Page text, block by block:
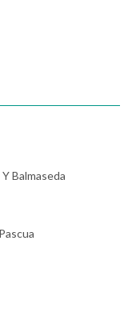
Balmaseda